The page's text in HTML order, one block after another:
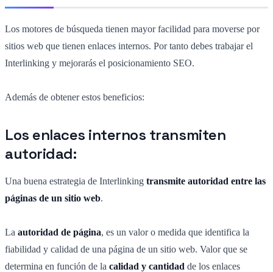
Los motores de búsqueda tienen mayor facilidad para moverse por
sitios web que tienen enlaces internos. Por tanto debes trabajar el
Interlinking y mejorarás el posicionamiento SEO.
Además de obtener estos beneficios:
Los enlaces internos transmiten
autoridad:
Una buena estrategia de Interlinking transmite autoridad entre las
páginas de un sitio web.
La autoridad de página, es un valor o medida que identifica la
fiabilidad y calidad de una página de un sitio web. Valor que se
determina en función de la calidad y cantidad de los enlaces